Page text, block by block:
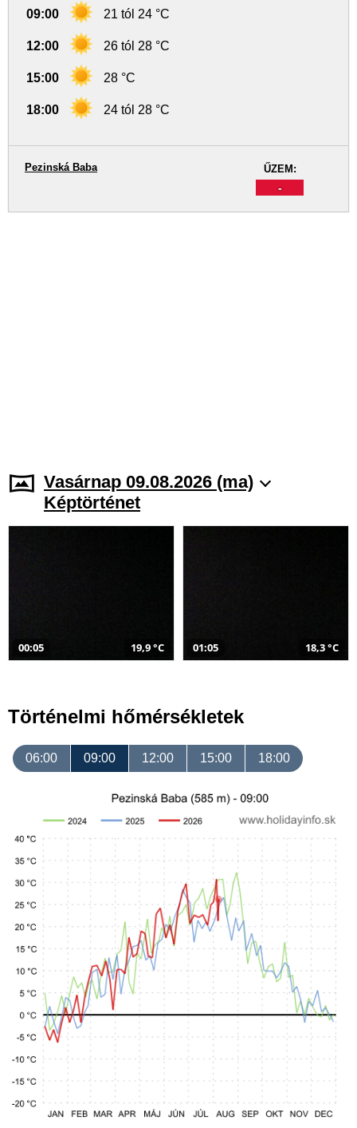
09:00 21 tól 24 °C
12:00 26 tól 28 °C
15:00 28 °C
18:00 24 tól 28 °C
ŰZEM:
-
Pezinská Baba
Vasárnap 09.08.2026 (ma)
Képtörténet
00:05 19,9 °C 01:05 18,3 °C
Történelmi hőmérsékletek
06:00 09:00 12:00 15:00 18:00